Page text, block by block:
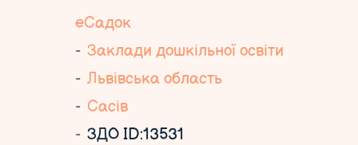
еСадок
Заклади дошкільної освіти
Львівська область
Сасів
ЗДО ID:13531